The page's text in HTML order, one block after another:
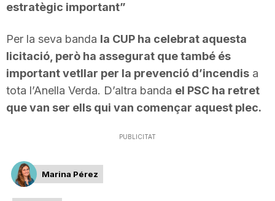
r
a
g
n
estratègic important”
Per la seva banda la CUP ha celebrat aquesta
licitació, però ha assegurat que també és
important vetllar per la prevenció d’incendis a
tota l’Anella Verda. D’altra banda el PSC ha retret
que van ser ells qui van començar aquest plec.
PUBLICITAT
Marina Pérez